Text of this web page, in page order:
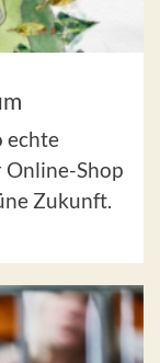
echte
Online-Shop
Zukunft.